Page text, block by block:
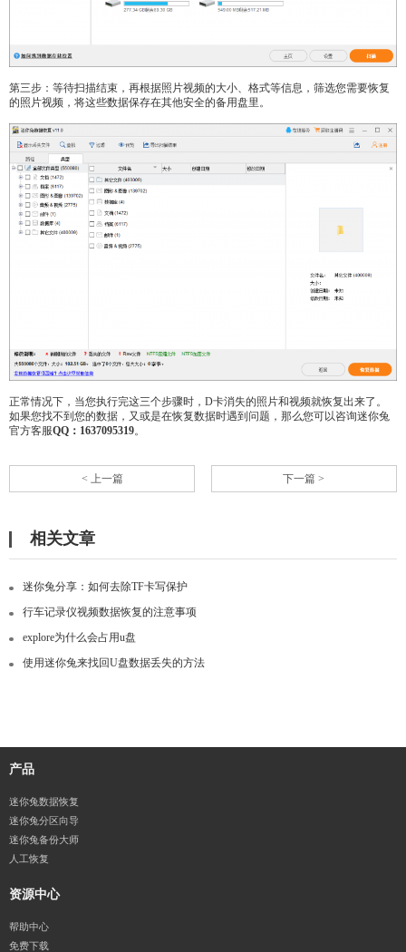
第三步：等待扫描结束，再根据照片视频的大小、格式等信息，筛选您需要恢复
的照片视频，将这些数据保存在其他安全的备用盘里。
正常情况下，当您执行完这三个步骤时，D卡消失的照片和视频就恢复出来了。
如果您找不到您的数据，又或是在恢复数据时遇到问题，那么您可以咨询迷你兔
官方客服QQ：1637095319。
< 上一篇 下一篇 >
相关文章
迷你兔分享：如何去除TF卡写保护
行车记录仪视频数据恢复的注意事项
explore为什么会占用u盘
使用迷你兔来找回U盘数据丢失的方法
产品
迷你兔数据恢复
迷你兔分区向导
迷你兔备份大师
人工恢复
资源中心
帮助中心
免费下载